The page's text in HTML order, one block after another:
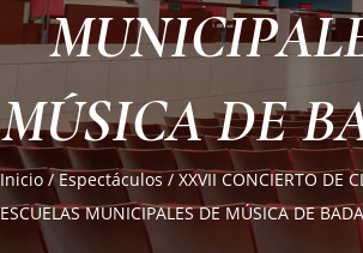
MÚSICA DE
Inicio / Espectáculos / XXVII CONCIERTO DE
ESCUELAS MUNICIPALES DE MÚSICA DE